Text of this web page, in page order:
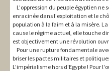
L'oppression du peuple égyptien ne
enracinée dans l'exploitation et le
population à la faim et à la misère.
cause le régime actuel, elle touche
est objectivement une révolution
Pour une rupture fondamentale
briser les pactes militaires et
L'impérialisme hors d'Egypte ! Pour